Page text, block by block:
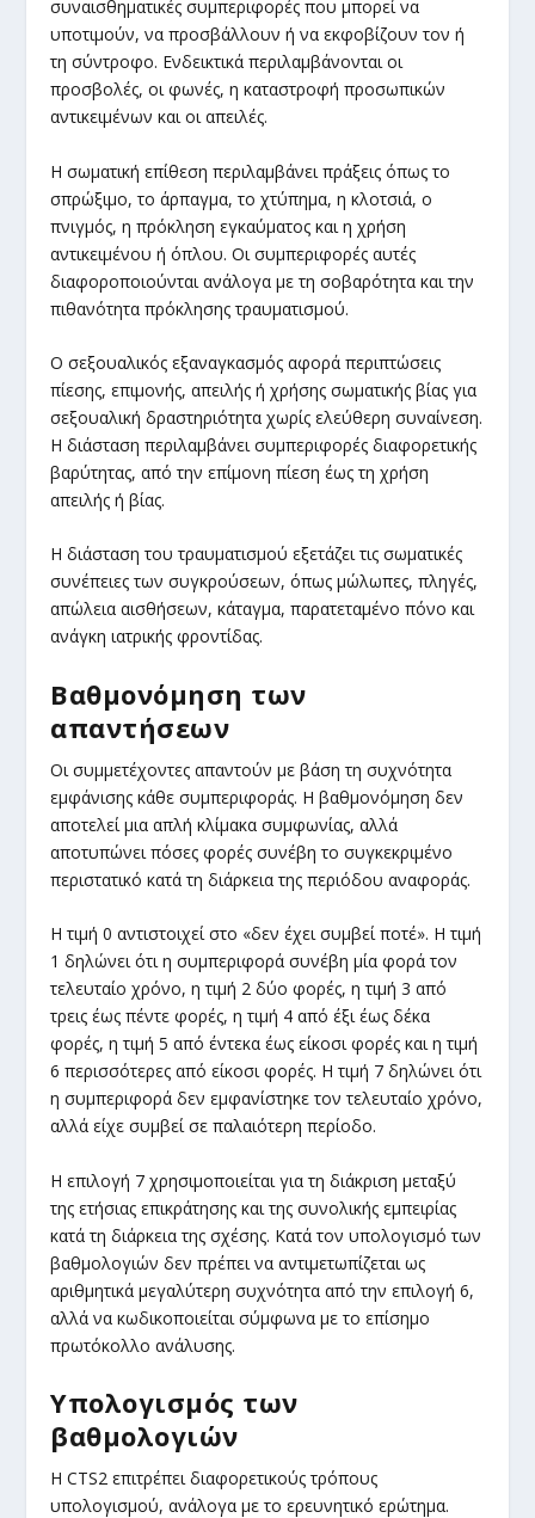
συναισθηματικές συμπεριφορές που μπορεί να
υποτιμούν, να προσβάλλουν ή να εκφοβίζουν τον ή
τη σύντροφο. Ενδεικτικά περιλαμβάνονται οι
προσβολές, οι φωνές, η καταστροφή προσωπικών
αντικειμένων και οι απειλές.
Η σωματική επίθεση περιλαμβάνει πράξεις όπως το
σπρώξιμο, το άρπαγμα, το χτύπημα, η κλοτσιά, ο
πνιγμός, η πρόκληση εγκαύματος και η χρήση
αντικειμένου ή όπλου. Οι συμπεριφορές αυτές
διαφοροποιούνται ανάλογα με τη σοβαρότητα και την
πιθανότητα πρόκλησης τραυματισμού.
Ο σεξουαλικός εξαναγκασμός αφορά περιπτώσεις
πίεσης, επιμονής, απειλής ή χρήσης σωματικής βίας για
σεξουαλική δραστηριότητα χωρίς ελεύθερη συναίνεση.
Η διάσταση περιλαμβάνει συμπεριφορές διαφορετικής
βαρύτητας, από την επίμονη πίεση έως τη χρήση
απειλής ή βίας.
Η διάσταση του τραυματισμού εξετάζει τις σωματικές
συνέπειες των συγκρούσεων, όπως μώλωπες, πληγές,
απώλεια αισθήσεων, κάταγμα, παρατεταμένο πόνο και
ανάγκη ιατρικής φροντίδας.
Βαθμονόμηση των
απαντήσεων
Οι συμμετέχοντες απαντούν με βάση τη συχνότητα
εμφάνισης κάθε συμπεριφοράς. Η βαθμονόμηση δεν
αποτελεί μια απλή κλίμακα συμφωνίας, αλλά
αποτυπώνει πόσες φορές συνέβη το συγκεκριμένο
περιστατικό κατά τη διάρκεια της περιόδου αναφοράς.
Η τιμή 0 αντιστοιχεί στο «δεν έχει συμβεί ποτέ». Η τιμή
1 δηλώνει ότι η συμπεριφορά συνέβη μία φορά τον
τελευταίο χρόνο, η τιμή 2 δύο φορές, η τιμή 3 από
τρεις έως πέντε φορές, η τιμή 4 από έξι έως δέκα
φορές, η τιμή 5 από έντεκα έως είκοσι φορές και η τιμή
6 περισσότερες από είκοσι φορές. Η τιμή 7 δηλώνει ότι
η συμπεριφορά δεν εμφανίστηκε τον τελευταίο χρόνο,
αλλά είχε συμβεί σε παλαιότερη περίοδο.
Η επιλογή 7 χρησιμοποιείται για τη διάκριση μεταξύ
της ετήσιας επικράτησης και της συνολικής εμπειρίας
κατά τη διάρκεια της σχέσης. Κατά τον υπολογισμό των
βαθμολογιών δεν πρέπει να αντιμετωπίζεται ως
αριθμητικά μεγαλύτερη συχνότητα από την επιλογή 6,
αλλά να κωδικοποιείται σύμφωνα με το επίσημο
πρωτόκολλο ανάλυσης.
Υπολογισμός των
βαθμολογιών
Η CTS2 επιτρέπει διαφορετικούς τρόπους
υπολογισμού, ανάλογα με το ερευνητικό ερώτημα.